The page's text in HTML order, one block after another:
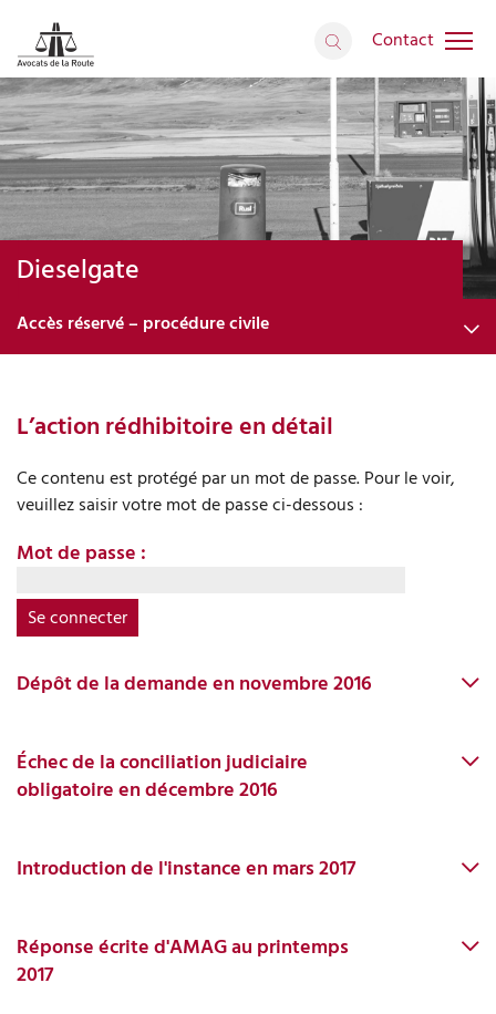
Contact
Dieselgate
Défendez vos droits
Accès réservé – procédure pénale
Accès réservé – procédure civile
L’action rédhibitoire en détail
Ce contenu est protégé par un mot de passe. Pour le voir,
veuillez saisir votre mot de passe ci-dessous :
Mot de passe :
Dépôt de la demande en novembre 2016
Échec de la conciliation judiciaire
obligatoire en décembre 2016
Introduction de l'instance en mars 2017
Réponse écrite d'AMAG au printemps
2017